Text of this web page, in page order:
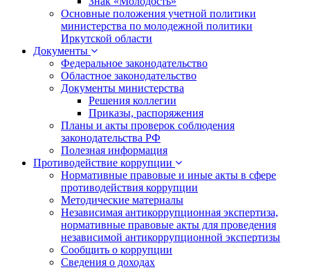
Основные положения учетной политики
министерства по молодежной политики
Иркутской области
Документы
Федеральное законодательство
Областное законодательство
Документы министерства
Решения коллегии
Приказы, распоряжения
Планы и акты проверок соблюдения
законодательства РФ
Полезная информация
Противодействие коррупции
Нормативные правовые и иные акты в сфере
противодействия коррупции
Методические материалы
Независимая антикоррупционная экспертиза,
нормативные правовые акты для проведения
независимой антикоррупционной экспертизы
Сообщить о коррупции
Сведения о доходах